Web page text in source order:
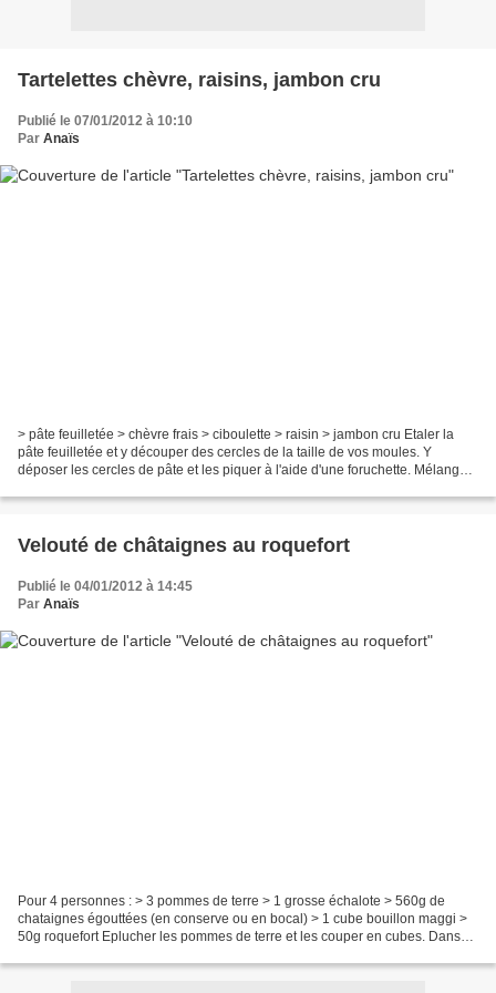
Tartelettes chèvre, raisins, jambon cru
Publié le 07/01/2012 à 10:10
Par Anaïs
> pâte feuilletée > chèvre frais > ciboulette > raisin > jambon cru Etaler la
pâte feuilletée et y découper des cercles de la taille de vos moules. Y
déposer les cercles de pâte et les piquer à l'aide d'une foruchette. Mélanger
Velouté de châtaignes au roquefort
Publié le 04/01/2012 à 14:45
Par Anaïs
Pour 4 personnes : > 3 pommes de terre > 1 grosse échalote > 560g de
chataignes égouttées (en conserve ou en bocal) > 1 cube bouillon maggi >
50g roquefort Eplucher les pommes de terre et les couper en cubes. Dans